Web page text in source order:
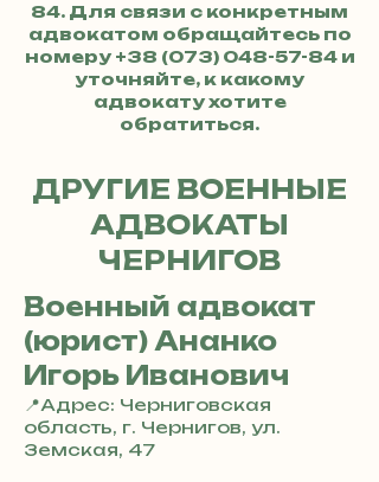
84. Для связи с конкретным
адвокатом обращайтесь по
номеру +38 (073) 048-57-84и
уточняйте, к какому
адвокату хотите
обратиться.
ДРУГИЕ ВОЕННЫЕ
АДВОКАТЫ
ЧЕРНИГОВ
Военный адвокат
(юрист) Ананко
Игорь Иванович
📍Адрес: Черниговская
область, г. Чернигов, ул.
Земская, 47